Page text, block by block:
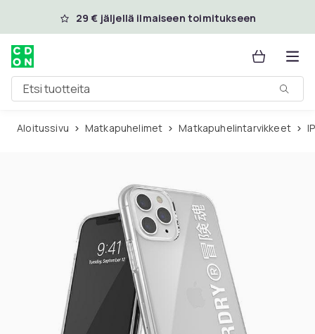
Ohita ja siirry pääsisältöön
29 € jäljellä ilmaiseen toimitukseen
Etsi tuotteita
Aloitussivu Matkapuhelimet Matkapuhelintarvikkeet